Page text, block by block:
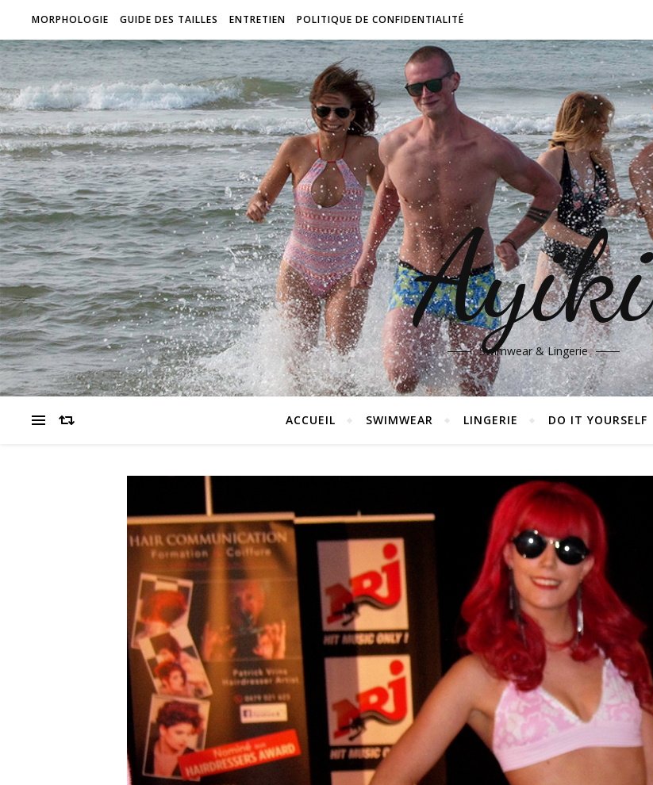
MORPHOLOGIE GUIDE DES TAILLES ENTRETIEN POLITIQUE DE CONFIDENTIALITÉ
Ayiki
Swimwear & Lingerie
ACCUEIL SWIMWEAR LINGERIE DO IT YOURSELF